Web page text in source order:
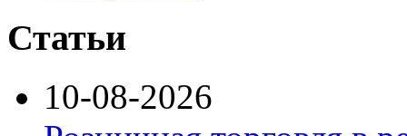
Статьи
10-08-2026